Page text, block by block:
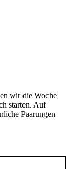
wir die Woche
starten. Auf
Paarungen